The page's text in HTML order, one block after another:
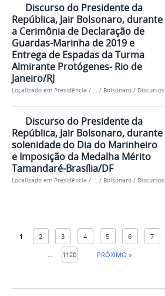
Discurso do Presidente da
República, Jair Bolsonaro, durante
a Cerimônia de Declaração de
Guardas-Marinha de 2019 e
Entrega de Espadas da Turma
Almirante Protógenes- Rio de
Janeiro/RJ
Localizado em Presidência / / Bolsonaro / Discursos
Discurso do Presidente da
República, Jair Bolsonaro, durante
solenidade do Dia do Marinheiro
e Imposição da Medalha Mérito
Tamandaré-Brasília/DF
Localizado em Presidência / … / Bolsonaro / Discursos
1 2 3 4 5 6 7
... 1120 PRÓXIMO »